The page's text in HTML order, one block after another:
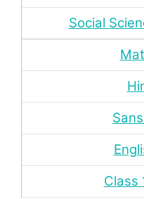
Social
Class